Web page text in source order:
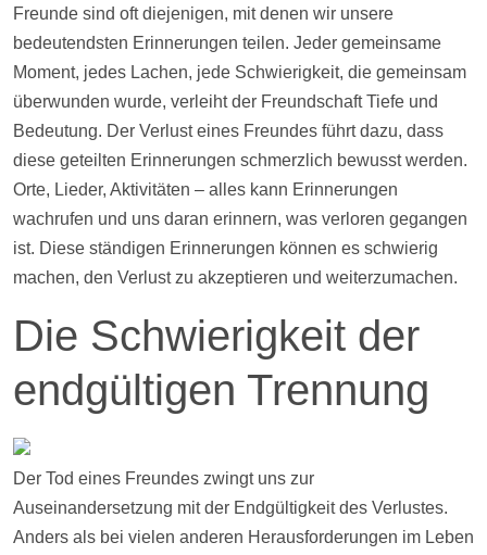
Freunde sind oft diejenigen, mit denen wir unsere
bedeutendsten Erinnerungen teilen. Jeder gemeinsame
Moment, jedes Lachen, jede Schwierigkeit, die gemeinsam
überwunden wurde, verleiht der Freundschaft Tiefe und
Bedeutung. Der Verlust eines Freundes führt dazu, dass
diese geteilten Erinnerungen schmerzlich bewusst werden.
Orte, Lieder, Aktivitäten – alles kann Erinnerungen
wachrufen und uns daran erinnern, was verloren gegangen
ist. Diese ständigen Erinnerungen können es schwierig
machen, den Verlust zu akzeptieren und weiterzumachen.
Die Schwierigkeit der
endgültigen Trennung
Der Tod eines Freundes zwingt uns zur
Auseinandersetzung mit der Endgültigkeit des Verlustes.
Anders als bei vielen anderen Herausforderungen im Leben